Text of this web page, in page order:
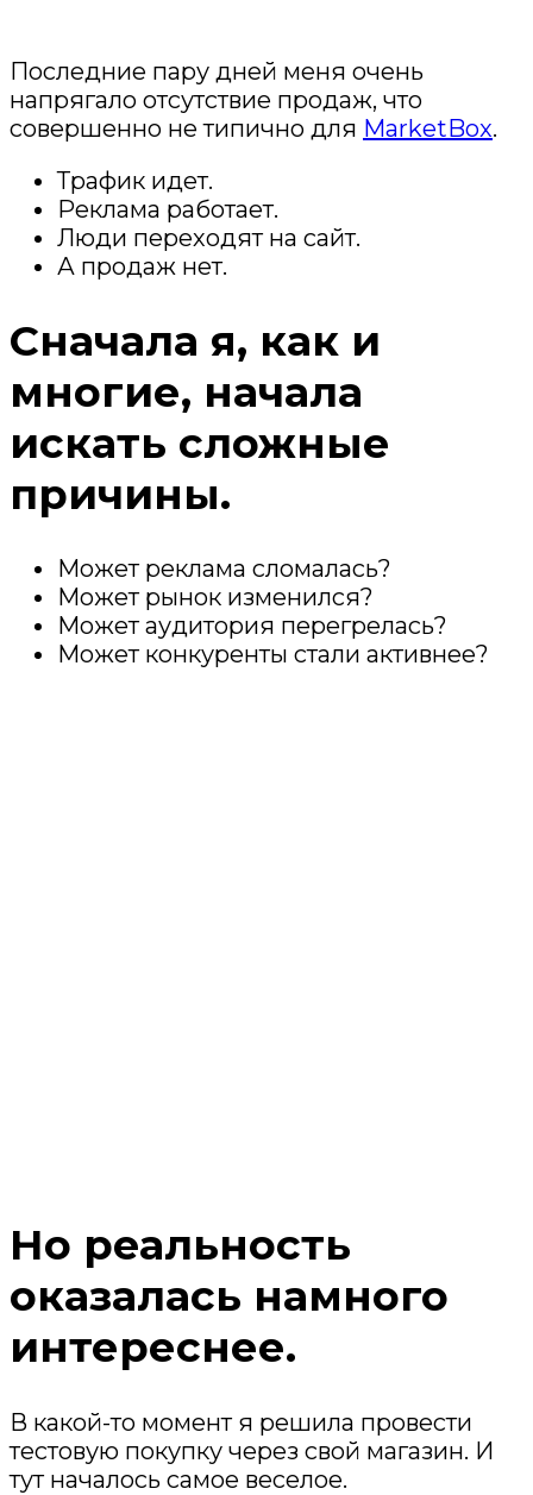
Последние пару дней меня очень
напрягало отсутствие продаж, что
совершенно не типично для MarketBox.
Трафик идет.
Реклама работает.
Люди переходят на сайт.
А продаж нет.
Сначала я, как и
многие, начала
искать сложные
причины.
Может реклама сломалась?
Может рынок изменился?
Может аудитория перегрелась?
Может конкуренты стали активнее?
Но реальность
оказалась намного
интереснее.
В какой-то момент я решила провести
тестовую покупку через свой магазин. И
тут началось самое веселое.